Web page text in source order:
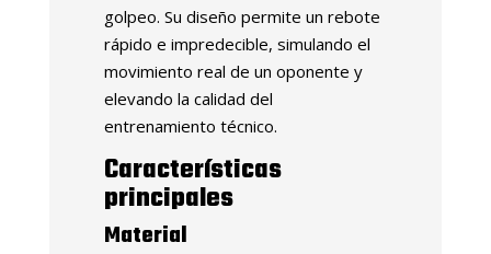
golpeo. Su diseño permite un rebote
rápido e impredecible, simulando el
movimiento real de un oponente y
elevando la calidad del
entrenamiento técnico.
Características
principales
Material